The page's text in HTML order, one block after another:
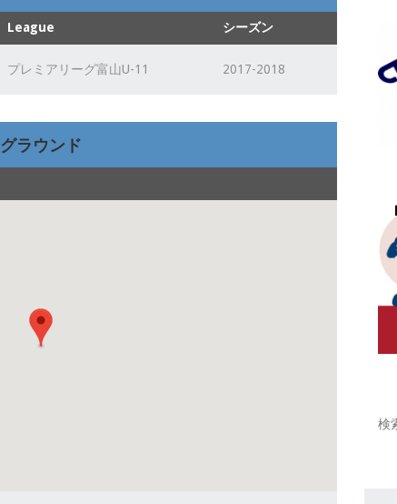
League シーズン
プレミアリーグ富山U-11 2017-2018
グラウンド